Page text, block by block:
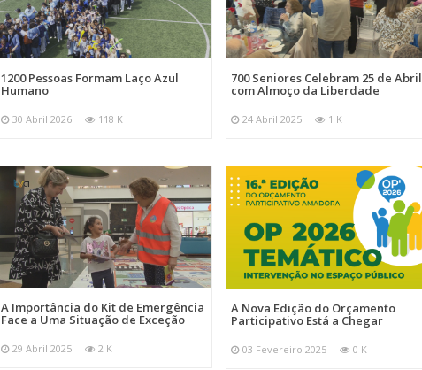
1200 Pessoas Formam Laço Azul
Humano
30 Abril 2026 118 K
700 Seniores Celebram 25 de Abril
com Almoço da Liberdade
24 Abril 2025 1 K
A Importância do Kit de Emergência
Face a Uma Situação de Exceção
29 Abril 2025 2 K
A Nova Edição do Orçamento
Participativo Está a Chegar
03 Fevereiro 2025 0 K